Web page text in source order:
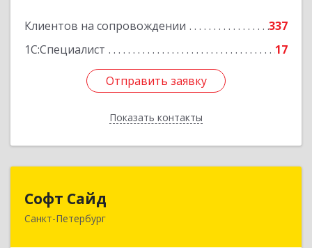
Клиентов на сопровождении
337
1С:Специалист
17
Отправить заявку
Показать контакты
Отправить заявку
Назад
Софт Сайд
Санкт-Петербург
190020, Санкт-Петербург г, Рижский пр, дом №